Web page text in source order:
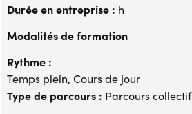
Durée en entreprise : h
Modalités de formation
Rythme :
Temps plein, Cours de jour
Type de parcours : Parcours collectif